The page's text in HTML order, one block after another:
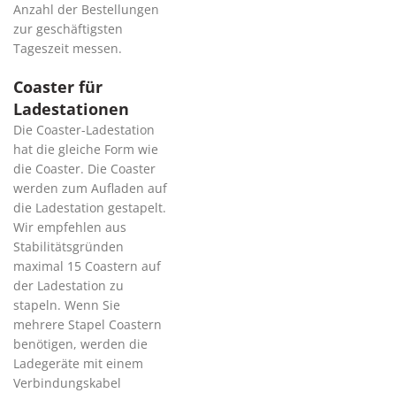
Anzahl der Bestellungen
zur geschäftigsten
Tageszeit messen.
Coaster für
Ladestationen
Die Coaster-Ladestation
hat die gleiche Form wie
die Coaster. Die Coaster
werden zum Aufladen auf
die Ladestation gestapelt.
Wir empfehlen aus
Stabilitätsgründen
maximal 15 Coastern auf
der Ladestation zu
stapeln. Wenn Sie
mehrere Stapel Coastern
benötigen, werden die
Ladegeräte mit einem
Verbindungskabel